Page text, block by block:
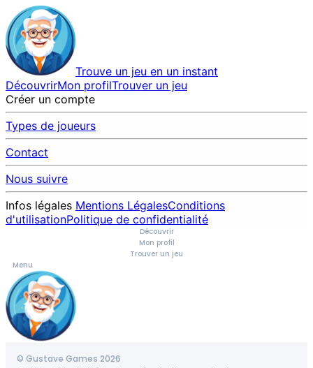
Trouve un jeu en un instant
DécouvrirMon profilTrouver un jeu
Créer un compte
Types de joueurs
Contact
Nous suivre
Infos légales Mentions LégalesConditions
d'utilisationPolitique de confidentialité
Découvrir
Mon profil
Trouver un jeu
Menu
© Gustave Games 2026